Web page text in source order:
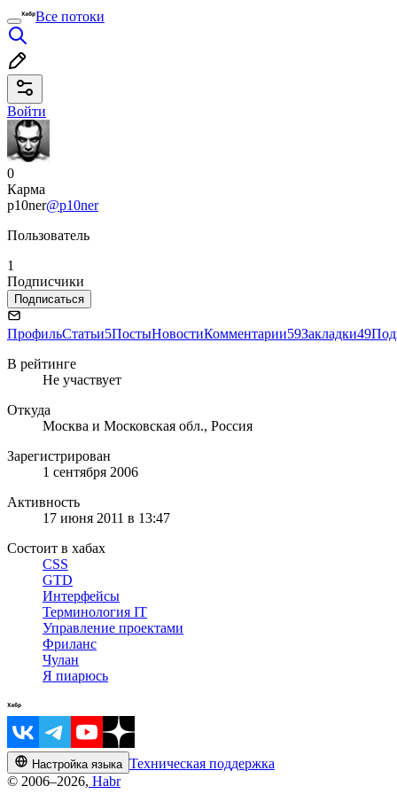
Все потоки
Войти
0
Карма
p10ner@p10ner
Пользователь
1
Подписчики
Подписаться
ПрофильСтатьи5ПостыНовостиКомментарии59Закладки49
В рейтинге
Не участвует
Откуда
Москва и Московская обл., Россия
Зарегистрирован
1 сентября 2006
Активность
17 июня 2011 в 13:47
Состоит в хабах
CSS
GTD
Интерфейсы
Терминология IT
Управление проектами
Фриланс
Чулан
Я пиарюсь
Настройка языка Техническая поддержка
© 2006–2026, Habr